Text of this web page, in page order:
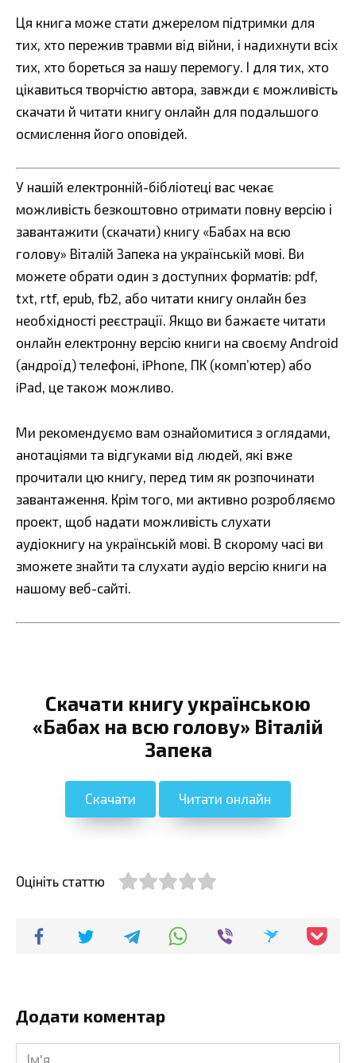
Ця книга може стати джерелом підтримки для
тих, хто пережив травми від війни, і надихнути всіх
тих, хто бореться за нашу перемогу. І для тих, хто
цікавиться творчістю автора, завжди є можливість
скачати й читати книгу онлайн для подальшого
осмислення його оповідей.
У нашій електронній-бібліотеці вас чекає
можливість безкоштовно отримати повну версію і
завантажити (скачати) книгу «Бабах на всю
голову» Віталій Запека на українській мові. Ви
можете обрати один з доступних форматів: pdf,
txt, rtf, epub, fb2, або читати книгу онлайн без
необхідності реєстрації. Якщо ви бажаєте читати
онлайн електронну версію книги на своєму Android
(андроїд) телефоні, iPhone, ПК (комп’ютер) або
iPad, це також можливо.
Ми рекомендуємо вам ознайомитися з оглядами,
анотаціями та відгуками від людей, які вже
прочитали цю книгу, перед тим як розпочинати
завантаження. Крім того, ми активно розробляємо
проект, щоб надати можливість слухати
аудіокнигу на українській мові. В скорому часі ви
зможете знайти та слухати аудіо версію книги на
нашому веб-сайті.
Скачати книгу українською
«Бабах на всю голову» Віталій
Запека
Скачати Читати онлайн
Оцініть статтю
Додати коментар
Ім'я